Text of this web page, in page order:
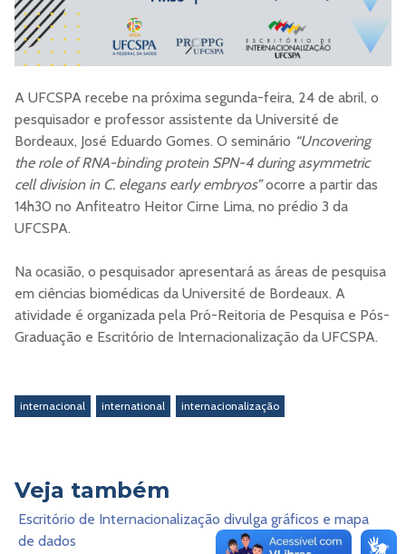
A UFCSPA recebe na próxima segunda-feira, 24 de abril, o
pesquisador e professor assistente da Université de
Bordeaux, José Eduardo Gomes. O seminário “Uncovering
the role of RNA-binding protein SPN-4 during asymmetric
cell division in C. elegans early embryos”ocorre a partir das
14h30 no Anfiteatro Heitor Cirne Lima, no prédio 3 da
UFCSPA.
Na ocasião, o pesquisador apresentará as áreas de pesquisa
em ciências biomédicas da Université de Bordeaux. A
atividade é organizada pela Pró-Reitoria de Pesquisa e Pós-
Graduação e Escritório de Internacionalização da UFCSPA.
internacional international internacionalização
Veja também
Escritório de Internacionalização divulga gráficos e mapa
de dados